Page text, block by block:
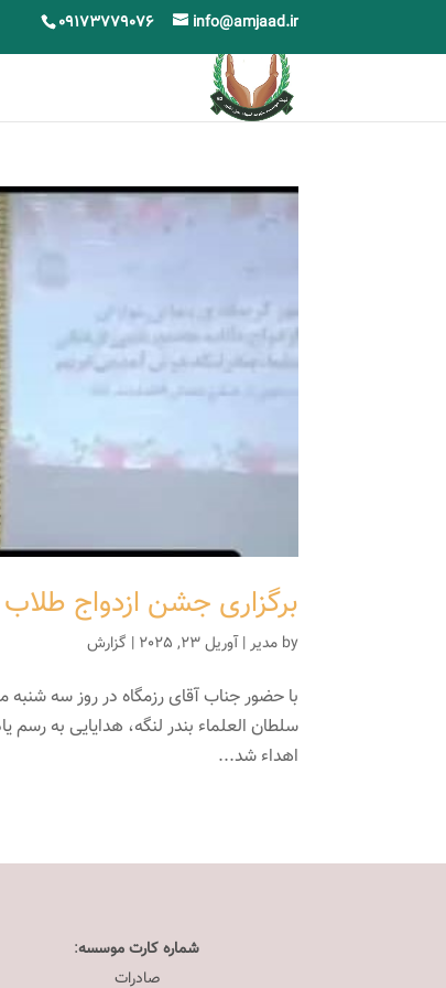
09173779076 info@amjaad.ir
برگزاری جشن ازدواج
by مدیر|آوریل 23, 2025 | گزارش
اهداء شد...
شماره کارت موسسه:
صادرات